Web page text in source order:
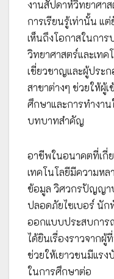
งานสัปดาห์วิทยาศา
การเรียนรู้เท่านั้น แ
เห็นถึงโอกาสในกา
วิทยาศาสตร์และเท
เชี่ยวชาญและผู้ประ
สาขาต่างๆ ช่วยให้ผู้เ
ศึกษาและการทำงา
บทบาทสำคัญ
อาชีพในอนาคตที่เกี่
เทคโนโลยีมีความห
ข้อมูล วิศวกรปัญญา
ปลอดภัยไซเบอร์ นั
ออกแบบประสบการ
ได้ยินเรื่องราวจากผู้
ช่วยให้เยาวชนมีแรง
ในการศึกษาต่อ